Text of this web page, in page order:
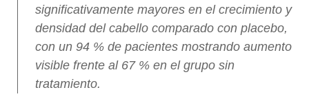
significativamente mayores en el crecimiento y
densidad del cabello comparado con placebo,
con un 94 % de pacientes mostrando aumento
visible frente al 67 % en el grupo sin
tratamiento.